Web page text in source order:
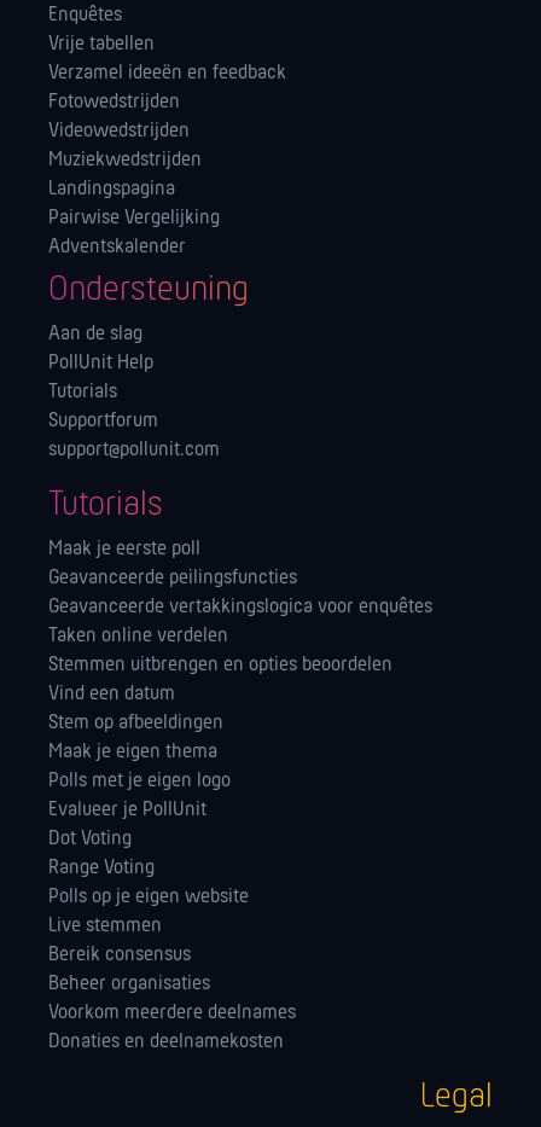
Enquêtes
Vrije tabellen
Verzamel ideeën en feedback
Fotowedstrijden
Videowedstrijden
Muziekwedstrijden
Landingspagina
Pairwise Vergelijking
Adventskalender
Ondersteuning
Aan de slag
PollUnit Help
Tutorials
Supportforum
support@pollunit.com
Tutorials
Maak je eerste poll
Geavanceerde peilingsfuncties
Geavanceerde vertakkingslogica voor enquêtes
Taken online verdelen
Stemmen uitbrengen en opties beoordelen
Vind een datum
Stem op afbeeldingen
Maak je eigen thema
Polls met je eigen logo
Evalueer je PollUnit
Dot Voting
Range Voting
Polls op je eigen website
Live stemmen
Bereik consensus
Beheer organisaties
Voorkom meerdere deelnames
Donaties en deelnamekosten
Legal